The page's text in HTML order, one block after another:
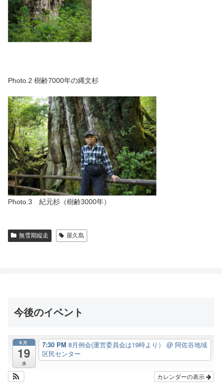
Photo.2 樹齢7000年の縄文杉
Photo.3 紀元杉（樹齢3000年）
無雪期縦走 屋久島
今後のイベント
8月
19
水
7:30 PM 8月例会(運営委員会は19時より） @ 阿佐谷地域
区民センター
カレンダーの表示